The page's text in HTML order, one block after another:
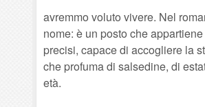
avremmo voluto vivere. Nel
nome: è un posto che
precisi, capace di accogliere la
che profuma di salsedine, di
età.